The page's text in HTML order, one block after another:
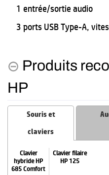
1 entrée/sortie audio
3 ports USB Type-A,
Produits
HP
Souris et
claviers
Clavier
hybride HP
685 Comfort
Clavier filaire
HP 125